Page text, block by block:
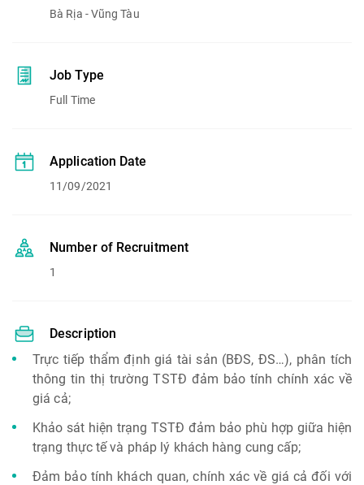
Bà Rịa - Vũng Tàu
Job Type
Full Time
Application Date
11/09/2021
Number of Recruitment
1
Description
Trực tiếp thẩm định giá tài sản (BĐS, ĐS…), phân tích
thông tin thị trường TSTĐ đảm bảo tính chính xác về
giá cả;
Khảo sát hiện trạng TSTĐ đảm bảo phù hợp giữa hiện
trạng thực tế và pháp lý khách hàng cung cấp;
Đảm bảo tính khách quan, chính xác về giá cả đối với